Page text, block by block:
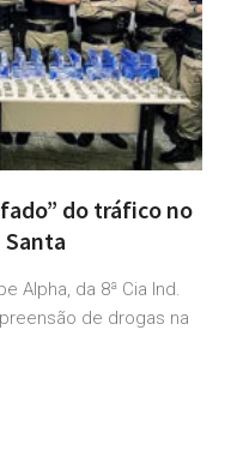
do tráfico no
Alpha, da 8ª Cia Ind.
de drogas na